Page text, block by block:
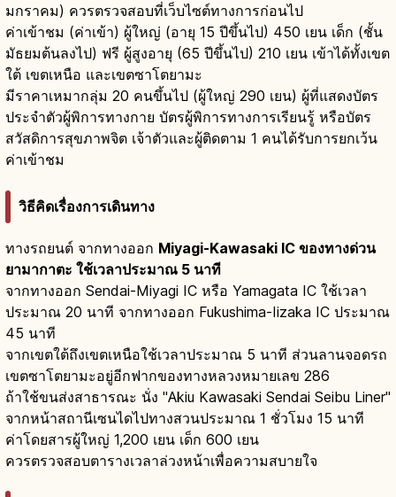
มกราคม) ควรตรวจสอบที่เว็บไซต์ทางการก่อนไป
ค่าเข้าชม (ค่าเข้า) ผู้ใหญ่ (อายุ 15 ปีขึ้นไป) 450 เยน เด็ก (ชั้น
มัธยมต้นลงไป) ฟรี ผู้สูงอายุ (65 ปีขึ้นไป) 210 เยน เข้าได้ทั้งเขต
ใต้ เขตเหนือ และเขตซาโตยามะ
มีราคาเหมากลุ่ม 20 คนขึ้นไป (ผู้ใหญ่ 290 เยน) ผู้ที่แสดงบัตร
ประจำตัวผู้พิการทางกาย บัตรผู้พิการทางการเรียนรู้ หรือบัตร
สวัสดิการสุขภาพจิต เจ้าตัวและผู้ติดตาม 1 คนได้รับการยกเว้น
ค่าเข้าชม
วิธีคิดเรื่องการเดินทาง
ทางรถยนต์ จากทางออก Miyagi-Kawasaki IC ของทางด่วน
ยามากาตะ ใช้เวลาประมาณ 5 นาที
จากทางออก Sendai-Miyagi IC หรือ Yamagata IC ใช้เวลา
ประมาณ 20 นาที จากทางออก Fukushima-Iizaka IC ประมาณ
45 นาที
จากเขตใต้ถึงเขตเหนือใช้เวลาประมาณ 5 นาที ส่วนลานจอดรถ
เขตซาโตยามะอยู่อีกฟากของทางหลวงหมายเลข 286
ถ้าใช้ขนส่งสาธารณะ นั่ง "Akiu Kawasaki Sendai Seibu Liner"
จากหน้าสถานีเซนไดไปทางสวนประมาณ 1 ชั่วโมง 15 นาที
ค่าโดยสารผู้ใหญ่ 1,200 เยน เด็ก 600 เยน
ควรตรวจสอบตารางเวลาล่วงหน้าเพื่อความสบายใจ